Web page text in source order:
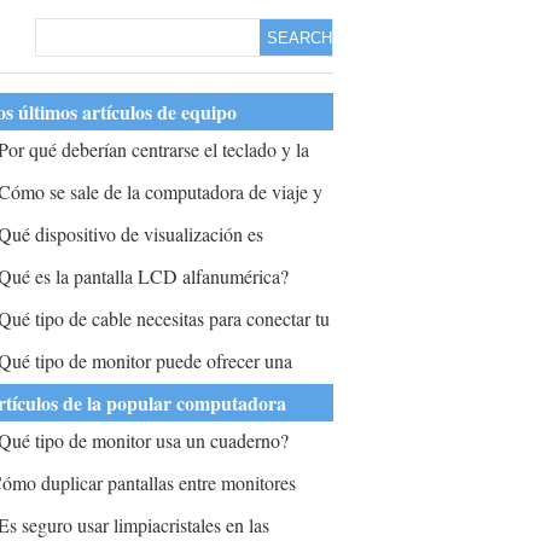
SEARCH
últimos artículos de equipo
qué deberían centrarse el teclado y la
de la computadora directamente
frente a la persona sentada en la
se sale de la computadora de viaje y
a la pantalla normal de visualización
en un Corsa SXI?
dispositivo de visualización es
para el sistema CAD un CRT con
Vector Refersh Monitor B Raster Scan C
es la pantalla LCD alfanumérica?
tipo de cable necesitas para conectar tu
portátil un monitor?
tipo de monitor puede ofrecer una
de tarifas de actualización?
de la popular computadora
tipo de monitor usa un cuaderno?
duplicar pantallas entre monitores
seguro usar limpiacristales en las